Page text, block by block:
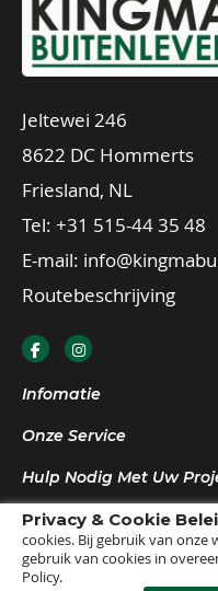
Privacy & Cookie
cookies. Bij gebruik van
gebruik van cookies in
Policy.
Jeltewei 246
8622 DC Hommerts
Friesland, NL
Tel: +31 515-44 35 48
E-mail:
Routebeschrijving
Infomatie
Onze Service
Hulp Nodig Met Uw
Nieuwsbrief